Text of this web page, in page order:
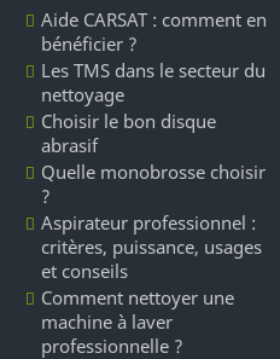
Aide CARSAT : comment en
bénéficier ?
Les TMS dans le secteur du
nettoyage
Choisir le bon disque
abrasif
Quelle monobrosse choisir
?
Aspirateur professionnel :
critères, puissance, usages
et conseils
Comment nettoyer une
machine à laver
professionnelle ?